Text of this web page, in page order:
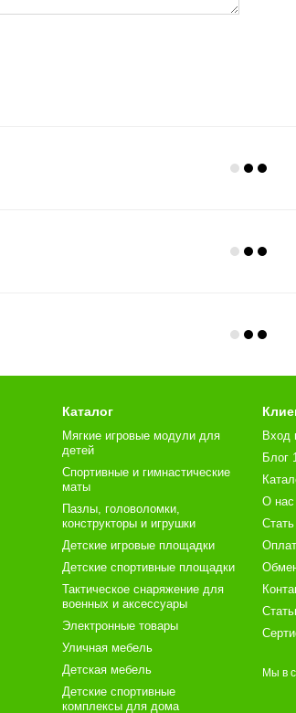
Каталог
Мягкие игровые модули для
детей
Спортивные и гимнастические
маты
Пазлы, головоломки,
конструкторы и игрушки
Детские игровые площадки
Детские спортивные площадки
Тактическое снаряжение для
военных и аксессуары
Электронные товары
Уличная мебель
Детская мебель
Детские спортивные
комплексы для дома
Вход
Блог
О нас
Мы в